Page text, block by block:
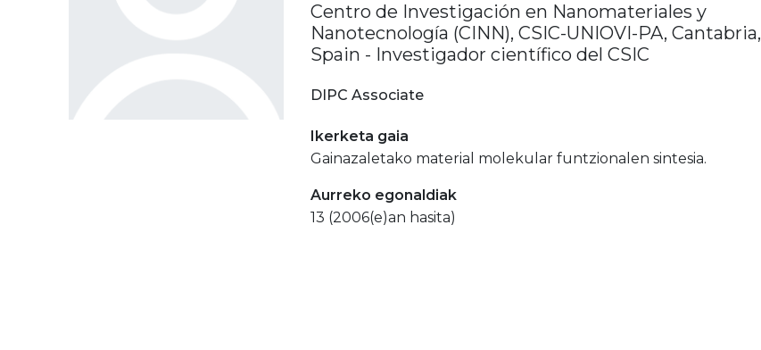
Centro de Investigación en Nanomateriales y
Nanotecnología (CINN), CSIC-UNIOVI-PA, Cantabria,
Spain - Investigador científico del CSIC
DIPC Associate
Ikerketa gaia
Gainazaletako material molekular funtzionalen sintesia.
Aurreko egonaldiak
13 (2006(e)an hasita)